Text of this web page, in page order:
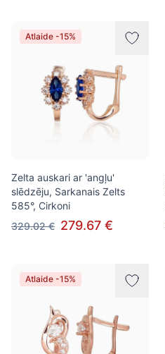
Atlaide -15%
Zelta auskari ar 'angļu'
slēdzēju, Sarkanais Zelts
585°, Cirkoni
329.02 € 279.67 €
Atlaide -15%